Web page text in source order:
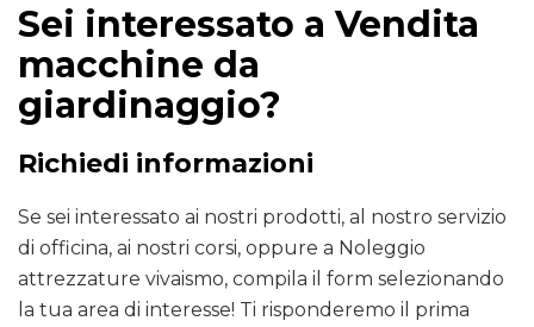
Sei interessato a Vendita
macchine da
giardinaggio?
Richiedi informazioni
Se sei interessato ai nostri prodotti, al nostro servizio
di officina, ai nostri corsi, oppure a Noleggio
attrezzature vivaismo, compila il form selezionando
la tua area di interesse! Ti risponderemo il prima